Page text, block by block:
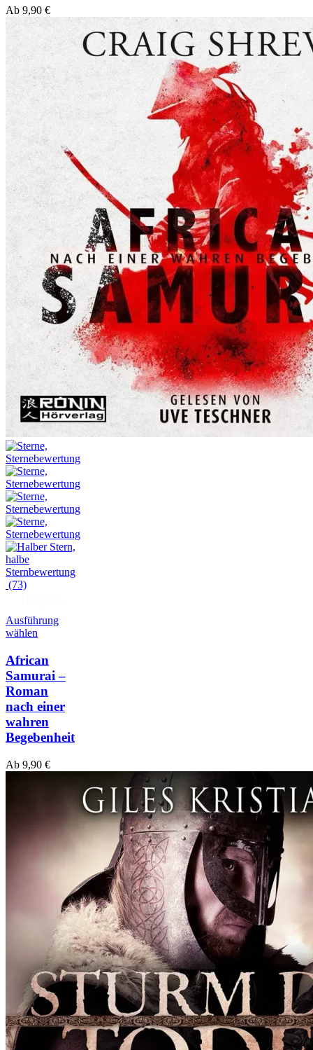
Ab 9,90 €
(73)
Ausführung
wählen
African
Samurai –
Roman
nach einer
wahren
Begebenheit
Ab 9,90 €